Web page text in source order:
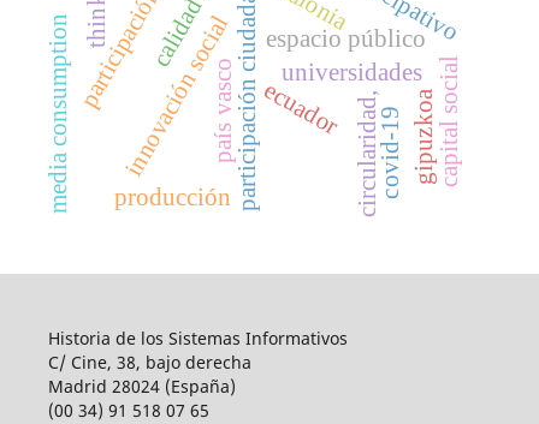
participación ciudadana espacio público
i
n
n
o
v
a
c
i
ó
n
s
o
c
i
a
l universidades
circularidad,
ecuador
producción
media consumption covid-19 capital social
gipuzkoa
país vasco
Historia de los Sistemas Informativos
C/ Cine, 38, bajo derecha
Madrid 28024 (España)
(00 34) 91 518 07 65